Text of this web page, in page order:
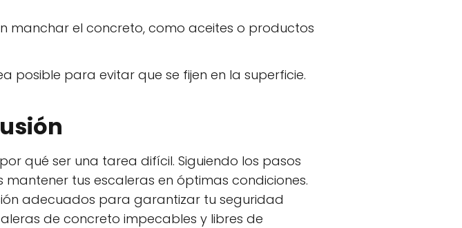
manchar el concreto, como aceites o productos
posible para evitar que se fijen en la superficie.
qué ser una tarea difícil. Siguiendo los pasos
tus escaleras en óptimas condiciones.
adecuados para garantizar tu seguridad
de concreto impecables y libres de